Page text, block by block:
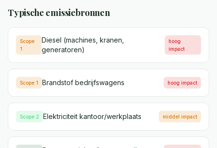
Typische emissiebronnen
Scope
1
Diesel (machines, kranen,
generatoren)
hoog
impact
Scope 1 Brandstof bedrijfswagens hoog impact
Scope 2 Elektriciteit kantoor/werkplaats middel impact